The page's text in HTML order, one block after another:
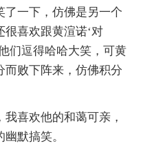
了一下，仿佛是另一个
很喜欢跟黄渲诺‘对
们逗得哈哈大笑，可黄
而败下阵来，仿佛积分
喜欢他的和蔼可亲，
默搞笑。